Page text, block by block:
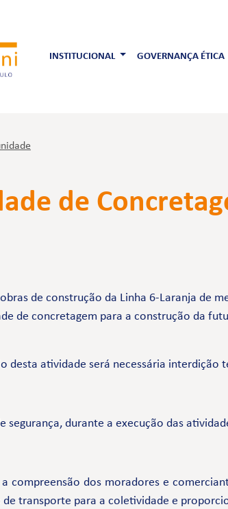
INSTITUCIONAL GOVERNANÇA ÉTICA
de
obras de construção da Linha 6-Laranja de
de concretagem para a construção da
desta atividade será necessária
segurança, durante a execução das
a compreensão dos moradores e
transporte para a coletividade e